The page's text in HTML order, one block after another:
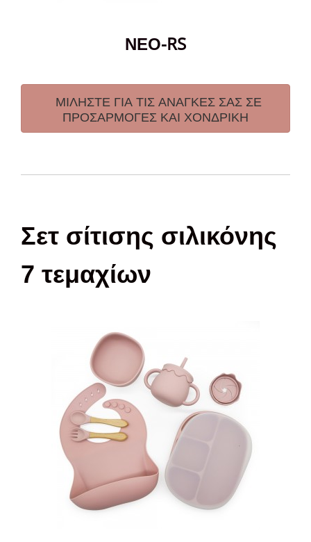
ΝΕΟ-RS
ΜΙΛΗΣΤΕ ΓΙΑ ΤΙΣ ΑΝΑΓΚΕΣ ΣΑΣ ΣΕ
ΠΡΟΣΑΡΜΟΓΕΣ ΚΑΙ ΧΟΝΔΡΙΚΗ
Σετ σίτισης σιλικόνης
7 τεμαχίων